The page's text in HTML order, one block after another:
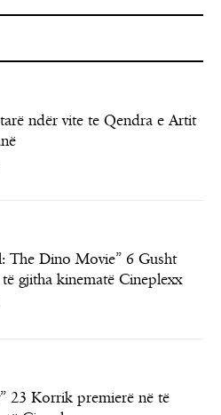
ndër vite te Qendra e Artit
The Dino Movie” 6 Gusht
gjitha kinematë Cineplexx
23 Korrik premierë në të